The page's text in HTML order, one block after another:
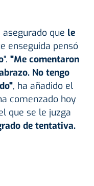
que le
enseguida pensó
". "Me comentaron
No tengo
, ha añadido el
comenzado hoy
que se le juzga
de tentativa.